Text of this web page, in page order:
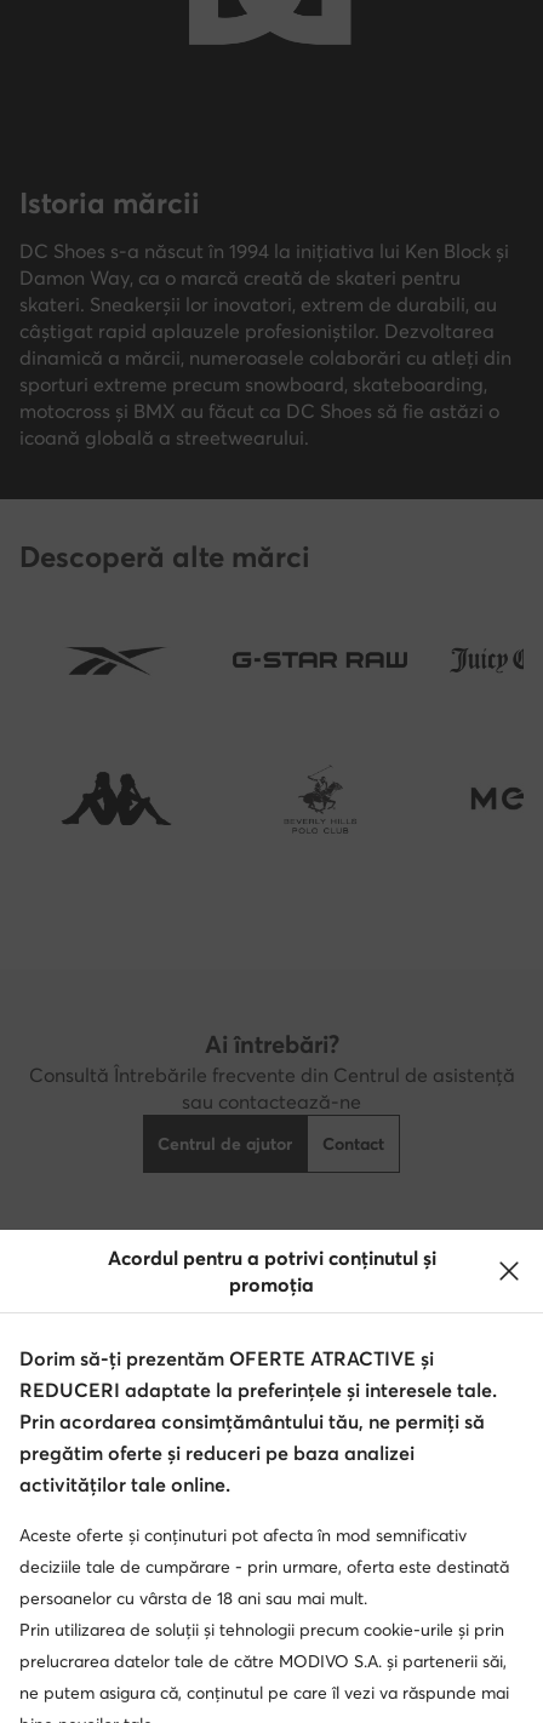
Istoria mărcii
DC Shoes s-a născut în 1994 la inițiativa lui Ken Block și
Damon Way, ca o marcă creată de skateri pentru
skateri. Sneakerșii lor inovatori, extrem de durabili, au
câștigat rapid aplauzele profesioniștilor. Dezvoltarea
dinamică a mărcii, numeroasele colaborări cu atleți din
sporturi extreme precum snowboard, skateboarding,
motocross și BMX au făcut ca DC Shoes să fie astăzi o
icoană globală a streetwearului.
Descoperă alte mărci
Ai întrebări?
Consultă Întrebările frecvente din Centrul de asistență
sau contactează-ne
Centrul de ajutor Contact
Descărcă aplicația
Serviciu clienți
Despre noi
Informații
Acordul pentru a potrivi conținutul și
promoția
Dorim să-ți prezentăm OFERTE ATRACTIVE și
REDUCERI adaptate la preferințele și interesele tale.
Prin acordarea consimțământului tău, ne permiți să
pregătim oferte și reduceri pe baza analizei
activităților tale online.
Aceste oferte și conținuturi pot afecta în mod semnificativ
deciziile tale de cumpărare - prin urmare, oferta este destinată
persoanelor cu vârsta de 18 ani sau mai mult.
Prin utilizarea de soluții și tehnologii precum cookie-urile și prin
prelucrarea datelor tale de către MODIVO S.A. și partenerii săi,
ne putem asigura că, conținutul pe care îl vezi va răspunde mai